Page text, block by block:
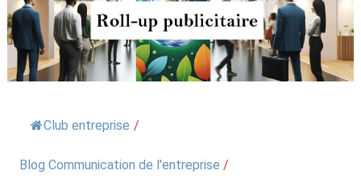
Club entreprise /
Blog Communication de l'entreprise /